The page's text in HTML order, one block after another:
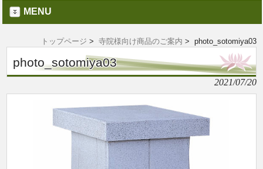
MENU
トップページ > 寺院様向け商品のご案内 > photo_sotomiya03
photo_sotomiya03
2021/07/20